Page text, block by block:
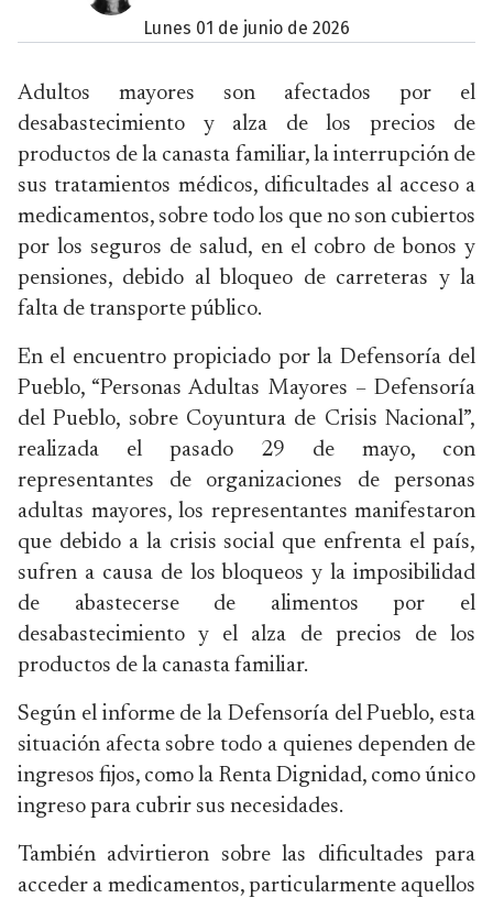
lunes 01 de junio de 2026
Adultos mayores son afectados por el
desabastecimiento y alza de los precios de
productos de la canasta familiar, la interrupción de
sus tratamientos médicos, dificultades al acceso a
medicamentos, sobre todo los que no son cubiertos
por los seguros de salud, en el cobro de bonos y
pensiones, debido al bloqueo de carreteras y la
falta de transporte público.
En el encuentro propiciado por la Defensoría del
Pueblo, “Personas Adultas Mayores – Defensoría
del Pueblo, sobre Coyuntura de Crisis Nacional”,
realizada el pasado 29 de mayo, con
representantes de organizaciones de personas
adultas mayores, los representantes manifestaron
que debido a la crisis social que enfrenta el país,
sufren a causa de los bloqueos y la imposibilidad
de abastecerse de alimentos por el
desabastecimiento y el alza de precios de los
productos de la canasta familiar.
Según el informe de la Defensoría del Pueblo, esta
situación afecta sobre todo a quienes dependen de
ingresos fijos, como la Renta Dignidad, como único
ingreso para cubrir sus necesidades.
También advirtieron sobre las dificultades para
acceder a medicamentos, particularmente aquellos